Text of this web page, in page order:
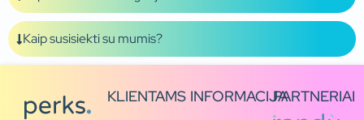
Kaip susisiekti su mumis?
KLIENTAMS INFORMACIJAPARTNERIAI